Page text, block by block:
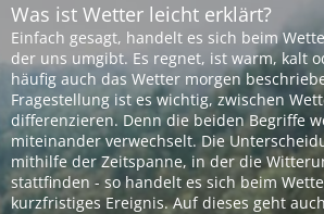
Was ist Wetter leicht erklärt?
Einfach gesagt, handelt es sich beim
der uns umgibt. Es regnet, ist warm, kalt
häufig auch das Wetter morgen
Fragestellung ist es wichtig, zwischen
differenzieren. Denn die beiden Begriffe
miteinander verwechselt. Die
mithilfe der Zeitspanne, in der die
stattfinden - so handelt es sich beim
kurzfristiges Ereignis. Auf dieses geht